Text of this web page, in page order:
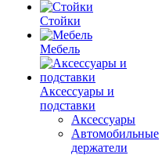
Стойки
Мебель
Аксессуары и
подставки
Аксессуары
Автомобильные
держатели